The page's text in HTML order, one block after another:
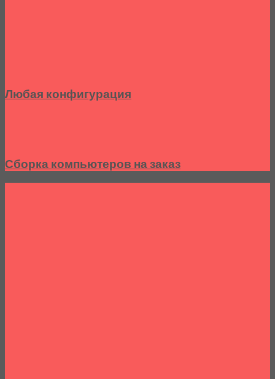
Любая конфигурация
Сборка компьютеров на заказ